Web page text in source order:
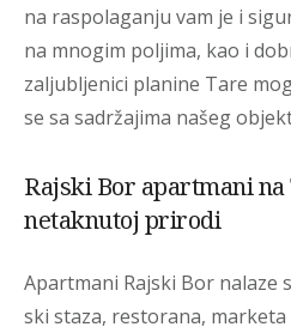
na raspolaganju vam je i
na mnogim poljima, kao i
zaljubljenici planine Tare
se sa sadržajima našeg
Rajski Bor apartmani
netaknutoj prirodi
Apartmani Rajski Bor nalaze
ski staza, restorana,